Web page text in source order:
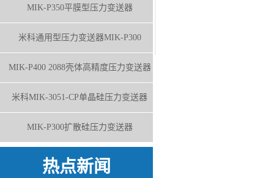
MIK-P350平膜型压力变送器
米科通用型压力变送器MIK-P300
MIK-P400 2088壳体高精度压力变送器
米科MIK-3051-CP单晶硅压力变送器
MIK-P300扩散硅压力变送器
热点新闻